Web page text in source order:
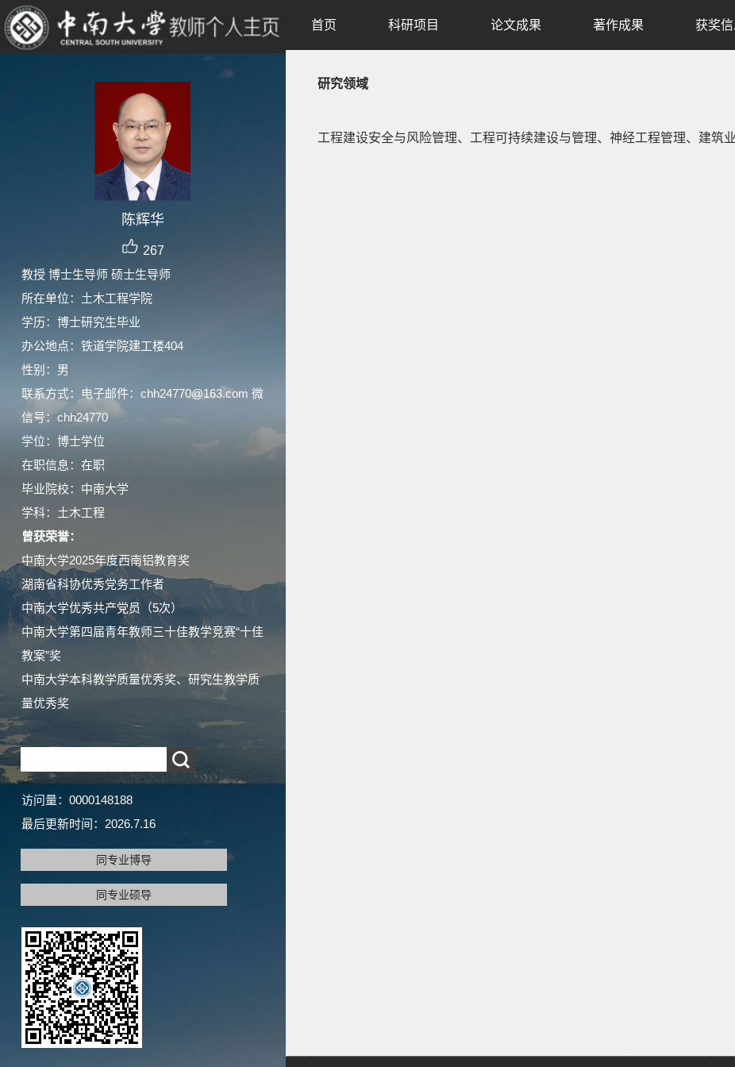
陈辉华
267
教授 博士生导师 硕士生导师
所在单位：土木工程学院
学历：博士研究生毕业
办公地点：铁道学院建工楼404
性别：男
联系方式：电子邮件：chh24770@163.com 微
信号：chh24770
学位：博士学位
在职信息：在职
毕业院校：中南大学
学科：土木工程
曾获荣誉：
中南大学2025年度西南铝教育奖
湖南省科协优秀党务工作者
中南大学优秀共产党员（5次）
中南大学第四届青年教师三十佳教学竞赛“十佳
教案”奖
中南大学本科教学质量优秀奖、研究生教学质
量优秀奖
访问量： 0000148188
最后更新时间： 2026.7.16
同专业博导
同专业硕导
首页 科研项目 论文成果 著作成果 获奖
研究领域
工程建设安全与风险管理、工程可持续建设与管理、神经工程管理、建筑